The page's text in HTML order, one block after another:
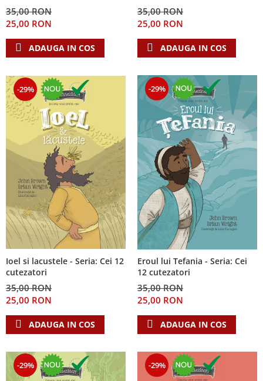
Dezvoltare personala
Mediu
35,00 RON
25,00 RON
ADAUGA IN COS
35,00 RON
25,00 RON
ADAUGA IN COS
-29%
Ioel si lacustele - Seria: Cei 12
cutezatori
35,00 RON
25,00 RON
ADAUGA IN COS
-29%
Eroul lui Tefania - Seria: Cei
12 cutezatori
35,00 RON
25,00 RON
ADAUGA IN COS
-29% -29%